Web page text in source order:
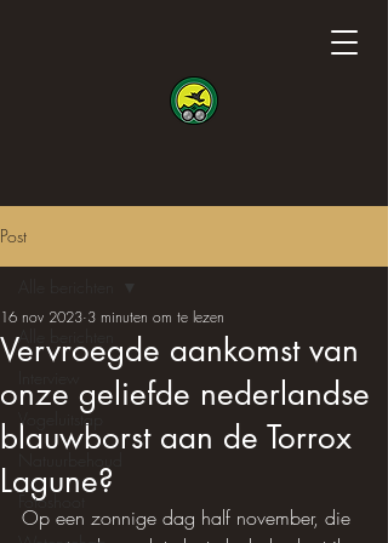
Post
Alle berichten
Vogeluitstap
Fotoshoot
Vervroegde aankomst van
onze geliefde nederlandse
blauwborst aan de Torrox
Lagune?
16 nov 2023 3 minuten om te lezen
Op een zonnige dag half november, die